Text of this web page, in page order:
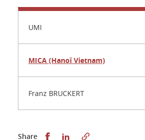
UMI
MICA (Hanoï Vietnam)
Franz BRUCKERT
Share Share this on Facebook
Share this on LinkedIn